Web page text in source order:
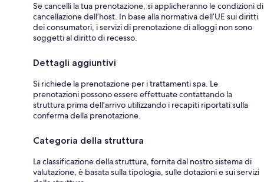
Se cancelli la tua prenotazione, si applicheranno le condizioni di
cancellazione dell’host. In base alla normativa dell’UE sui diritti
dei consumatori, i servizi di prenotazione di alloggi non sono
soggetti al diritto di recesso.
Dettagli aggiuntivi
Si richiede la prenotazione per i trattamenti spa. Le
prenotazioni possono essere effettuate contattando la
struttura prima dell'arrivo utilizzando i recapiti riportati sulla
conferma della prenotazione.
Categoria della struttura
La classificazione della struttura, fornita dal nostro sistema di
valutazione, è basata sulla tipologia, sulle dotazioni e sui servizi